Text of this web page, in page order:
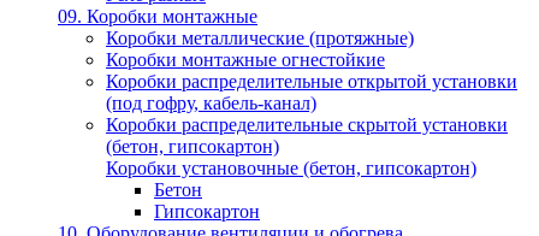
09. Коробки монтажные
Коробки металлические (протяжные)
Коробки монтажные огнестойкие
Коробки распределительные открытой установки
(под гофру, кабель-канал)
Коробки распределительные скрытой установки
(бетон, гипсокартон)
Коробки установочные (бетон, гипсокартон)
Бетон
Гипсокартон